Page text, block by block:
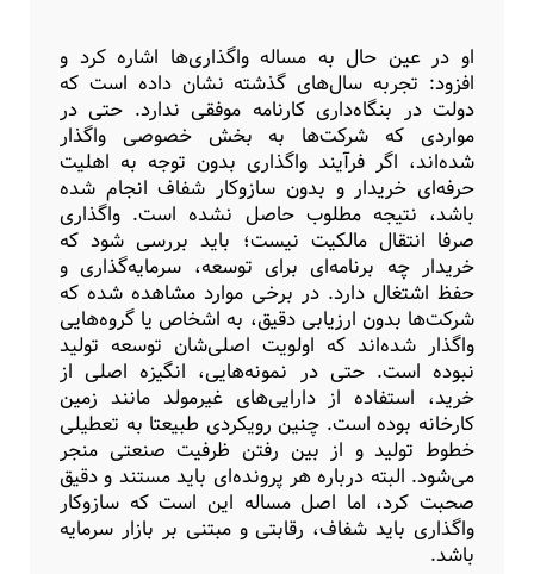
او در عین حال به مساله واگذاری‌ها اشاره کرد و
افزود: تجربه سال‌های گذشته نشان داده است که
دولت در بنگاه‌داری کارنامه موفقی ندارد. حتی در
مواردی که شرکت‌ها به بخش خصوصی واگذار
شده‌اند، اگر فرآیند واگذاری بدون توجه به اهلیت
حرفه‌ای خریدار و بدون سازوکار شفاف انجام شده
باشد، نتیجه مطلوب حاصل نشده است. واگذاری
صرفا انتقال مالکیت نیست؛ باید بررسی شود که
خریدار چه برنامه‌ای برای توسعه، سرمایه‌گذاری و
حفظ اشتغال دارد. در برخی موارد مشاهده شده که
شرکت‌ها بدون ارزیابی دقیق، به اشخاص یا گروه‌هایی
واگذار شده‌اند که اولویت اصلی‌شان توسعه تولید
نبوده است. حتی در نمونه‌هایی، انگیزه اصلی از
خرید، استفاده از دارایی‌های غیرمولد مانند زمین
کارخانه بوده است. چنین رویکردی طبیعتا به تعطیلی
خطوط تولید و از بین رفتن ظرفیت صنعتی منجر
می‌شود. البته درباره هر پرونده‌ای باید مستند و دقیق
صحبت کرد، اما اصل مساله این است که سازوکار
واگذاری باید شفاف، رقابتی و مبتنی بر بازار سرمایه
باشد.